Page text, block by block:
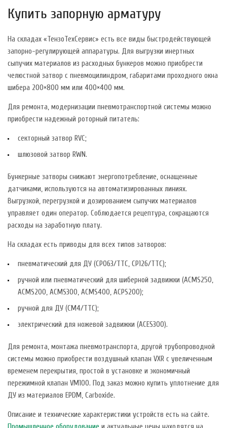
Купить запорную арматуру
На складах «ТензоТехСервис» есть все виды быстродействующей
запорно-регулирующей аппаратуры. Для выгрузки инертных
сыпучих материалов из расходных бункеров можно приобрести
челюстной затвор с пневмоцилиндром, габаритами проходного окна
шибера 200×800 мм или 400×400 мм.
Для ремонта, модернизации пневмотранспортной системы можно
приобрести надежный роторный питатель:
секторный затвор RVC;
шлюзовой затвор RWN.
Бункерные затворы снижают энергопотребление, оснащенные
датчиками, используются на автоматизированных линиях.
Выгрузкой, перегрузкой и дозированием сыпучих материалов
управляет один оператор. Соблюдается рецептура, сокращаются
расходы на заработную плату.
На складах есть приводы для всех типов затворов:
пневматический для ДУ (CP063/TTC, CP126/TTC);
ручной или пневматический для шиберной задвижки (ACMS250,
ACMS200, ACMS300, ACMS400, ACPS200);
ручной для ДУ (СМ4/ТТС);
электрический для ножевой задвижки (ACES300).
Для ремонта, монтажа пневмотранспорта, другой трубопроводной
системы можно приобрести воздушный клапан VXR с увеличенным
временем перекрытия, простой в установке и экономичный
пережимной клапан VM100. Под заказ можно купить уплотнение для
ДУ из материалов EPDM, Carboxide.
Описание и технические характеристики устройств есть на сайте.